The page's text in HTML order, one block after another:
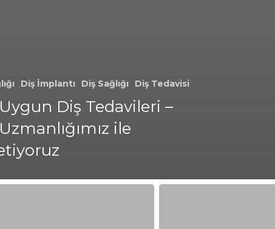
Diş İmplantı Diş Sağlığı Diş Tedavisi
Diş Tedavileri –
ile